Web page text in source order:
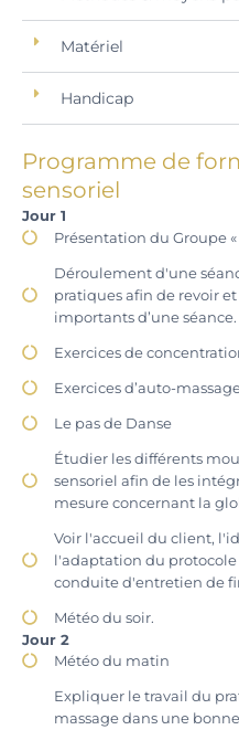
Matériel
Handicap
Programme de
sensoriel
Jour 1
Présentation du Groupe
Déroulement d'une
pratiques afin de revoir
importants d’une séance.
Exercices de
Exercices d’auto-
Le pas de Danse
Étudier les différents
sensoriel afin de les
mesure concernant la
Voir l'accueil du client,
l'adaptation du protocole
conduite d'entretien de
Météo du soir.
Jour 2
Météo du matin
Expliquer le travail du
massage dans une